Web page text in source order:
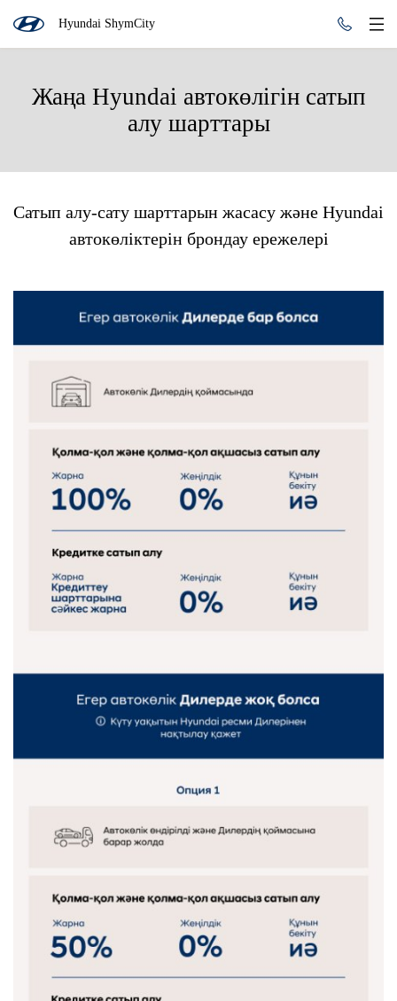
Hyundai ShymCity
Жаңа Hyundai автокөлігін сатып
алу шарттары
Сатып алу-сату шарттарын жасасу және Hyundai
автокөліктерін брондау ережелері